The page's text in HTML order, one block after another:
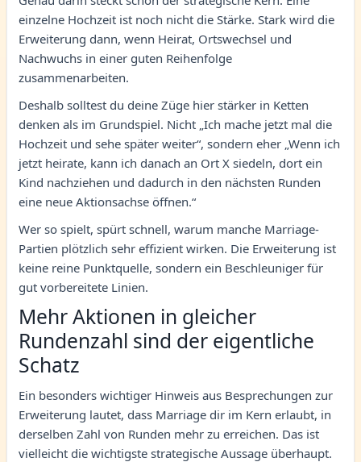
einzelne Hochzeit ist noch nicht die Stärke. Stark wird die
Erweiterung dann, wenn Heirat, Ortswechsel und
Nachwuchs in einer guten Reihenfolge
zusammenarbeiten.
Deshalb solltest du deine Züge hier stärker in Ketten
denken als im Grundspiel. Nicht „Ich mache jetzt mal die
Hochzeit und sehe später weiter“, sondern eher „Wenn ich
jetzt heirate, kann ich danach an Ort X siedeln, dort ein
Kind nachziehen und dadurch in den nächsten Runden
eine neue Aktionsachse öffnen.“
Wer so spielt, spürt schnell, warum manche Marriage-
Partien plötzlich sehr effizient wirken. Die Erweiterung ist
keine reine Punktquelle, sondern ein Beschleuniger für
gut vorbereitete Linien.
Mehr Aktionen in gleicher
Rundenzahl sind der eigentliche
Schatz
Ein besonders wichtiger Hinweis aus Besprechungen zur
Erweiterung lautet, dass Marriage dir im Kern erlaubt, in
derselben Zahl von Runden mehr zu erreichen. Das ist
vielleicht die wichtigste strategische Aussage überhaupt.